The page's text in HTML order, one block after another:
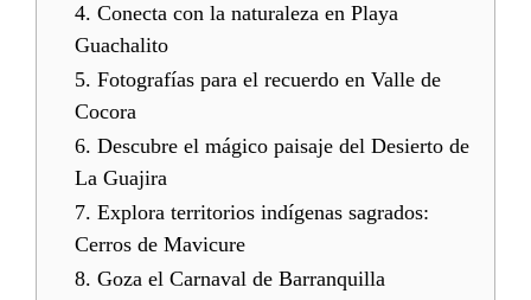
4. Conecta con la naturaleza en Playa
Guachalito
5. Fotografías para el recuerdo en Valle de
Cocora
6. Descubre el mágico paisaje del Desierto de
La Guajira
7. Explora territorios indígenas sagrados:
Cerros de Mavicure
8. Goza el Carnaval de Barranquilla